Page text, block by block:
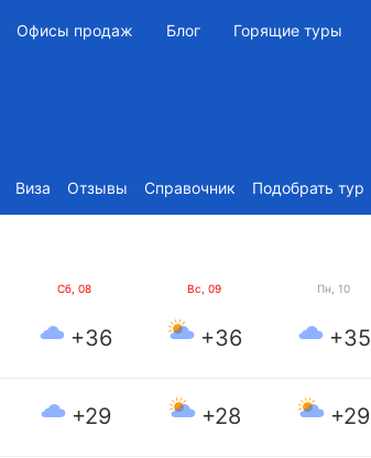
Офисы продаж Блог Горящие туры
Виза Отзывы Справочник Подобрать тур
Сб, 08 Вс, 09 Пн, 10
+36 +36 +35
+29 +28 +29